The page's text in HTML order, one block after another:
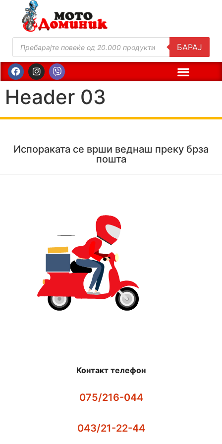
БАРАЈ
Header 03
Испораката се врши веднаш преку брза
пошта
Контакт телефон
075/216-044
043/21-22-44